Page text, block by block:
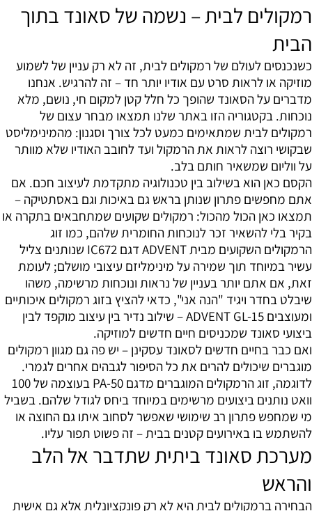
רמקולים לבית – נשמה של סאונד בתוך
הבית
כשנכנסים לעולם של רמקולים לבית, זה לא רק עניין של לשמוע
מוזיקה או לראות סרט עם אודיו יותר חד – זה להרגיש. אנחנו
מדברים על הסאונד שהופך כל חלל קטן למקום חי, נושם, מלא
נוכחות. בקטגוריה הזו באתר שלנו תמצאו מבחר עצום של
רמקולים לבית שמתאימים כמעט לכל צורך וסגנון: מהמינימליסט
שבקושי רוצה לראות את הרמקול ועד לחובב האודיו שלא מוותר
על ווליום שמשאיר חותם בלב.
הקסם כאן הוא בשילוב בין טכנולוגיה מתקדמת לעיצוב חכם. אם
אתם מחפשים פתרון שנותן בראש גם באיכות וגם באסתטיקה –
תמצאו כאן הכול מהכול: רמקולים שקועים שמתחבאים בתקרה או
בקיר בלי להשאיר זכר לנוכחות החומרית שלהם, כמו זוג
הרמקולים השקועים מבית ADVENT דגם IC672 שנותנים צליל
עשיר במיוחד תוך שמירה על מינימליזם עיצובי מושלם; לעומת
זאת, אם אתם יותר בעניין של נראות ונוכחות מרשימה, משהו
שיבלט בחדר ויגיד "הנה אני", כדאי להציץ בזוג רמקולים איכותיים
ומעוצבים ADVENT GL-15 – שילוב נדיר בין עיצוב מוקפד לבין
ביצועי סאונד שמכניסים חיים חדשים למוזיקה.
ואם כבר בחיים חדשים לסאונד עסקינן – יש פה גם מגוון רמקולים
מוגברים שיכולים להרים את כל הסיפור לגבהים אחרים לגמרי.
לדוגמה, זוג הרמקולים המוגברים מדגם PA-50 בעוצמה של 100
וואט נותנים ביצועים מרשימים במיוחד ביחס לגודל שלהם. בשביל
מי שמחפש פתרון רב שימושי שאפשר לסחוב איתו גם החוצה או
להשתמש בו באירועים קטנים בבית – זה פשוט תפור עליו.
מערכת סאונד ביתית שתדבר אל הלב
והראש
הבחירה ברמקולים לבית היא לא רק פונקציונלית אלא גם אישית